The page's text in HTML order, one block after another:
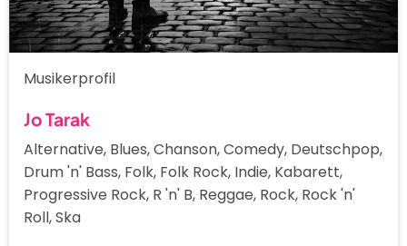
Musikerprofil
Jo Tarak
Alternative, Blues, Chanson, Comedy, Deutschpop,
Drum 'n' Bass, Folk, Folk Rock, Indie, Kabarett,
Progressive Rock, R 'n' B, Reggae, Rock, Rock 'n'
Roll, Ska